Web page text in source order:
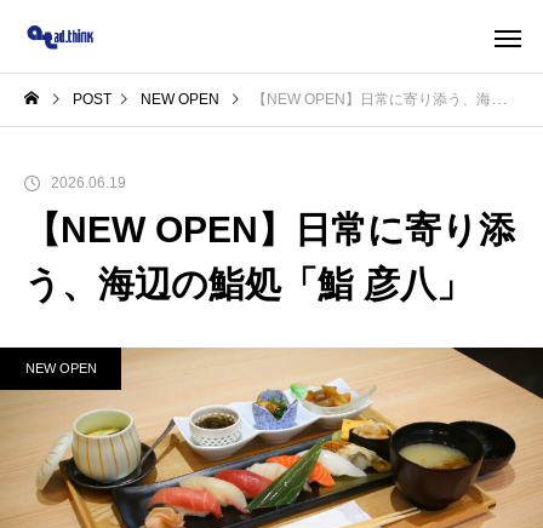
POST NEW OPEN 【NEW OPEN】日常に寄り添う、海辺の鮨処「鮨 彦八」
2026.06.19
【NEW OPEN】日常に寄り添
う、海辺の鮨処「鮨 彦八」
NEW OPEN